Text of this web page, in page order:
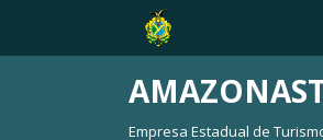
Empresa Estadual de